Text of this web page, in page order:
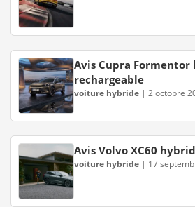
Avis Cupra
rechargeable
voiture hybride | 2 octobre
Avis Volvo XC60
voiture hybride | 17